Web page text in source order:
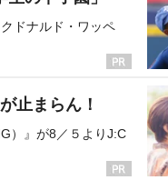
ドナルド・ワッペ
止まらん！
）』が8／５よりJ:C